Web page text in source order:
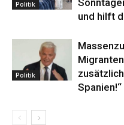
Politik
und hilft
Politik
Spanien!“